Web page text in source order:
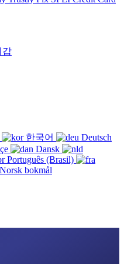
갑
한국어
Deutsch
Dansk
Português (Brasil)
Norsk bokmål